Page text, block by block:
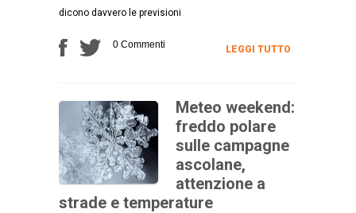
dicono davvero le previsioni
0 Commenti LEGGI TUTTO
Meteo weekend:
freddo polare
sulle campagne
ascolane,
attenzione a
strade e temperature